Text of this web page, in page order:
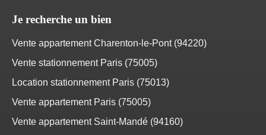
Je recherche un bien
Vente appartement Charenton-le-Pont (94220)
Vente stationnement Paris (75005)
Location stationnement Paris (75013)
Vente appartement Paris (75005)
Vente appartement Saint-Mandé (94160)